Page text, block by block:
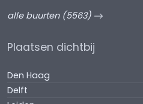
alle buurten (5563)
Plaatsen dichtbij
Den Haag
Delft